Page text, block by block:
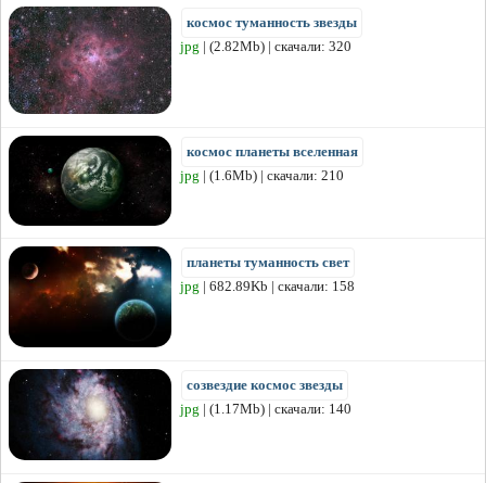
космос туманность звезды
jpg | (2.82Mb) | скачали: 320
космос планеты вселенная
jpg | (1.6Mb) | скачали: 210
планеты туманность свет
jpg | 682.89Kb | скачали: 158
созвездие космос звезды
jpg | (1.17Mb) | скачали: 140